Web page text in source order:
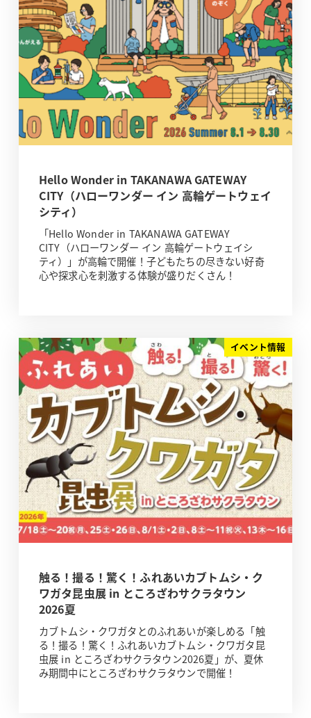
Hello Wonder in TAKANAWA GATEWAY
CITY（ハローワンダー イン 高輪ゲートウェイ
シティ）
「Hello Wonder in TAKANAWA GATEWAY
CITY（ハローワンダー イン 高輪ゲートウェイシ
ティ）」が高輪で開催！子どもたちの尽きない好奇
心や探求心を刺激する体験が盛りだくさん！
イベント情報
触る！撮る！驚く！ふれあいカブトムシ・ク
ワガタ昆虫展 in ところざわサクラタウン
2026夏
カブトムシ・クワガタとのふれあいが楽しめる「触
る！撮る！驚く！ふれあいカブトムシ・クワガタ昆
虫展 in ところざわサクラタウン2026夏」が、夏休
み期間中にところざわサクラタウンで開催！